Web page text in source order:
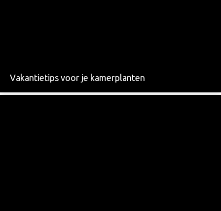
Vakantietips voor je kamerplanten